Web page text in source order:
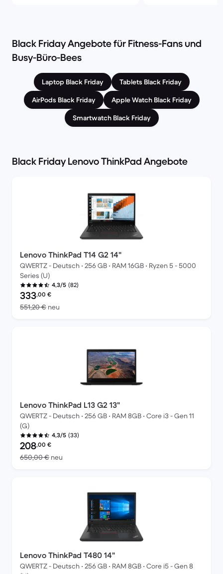
Black Friday Angebote für Fitness-Fans und
Busy-Büro-Bees
Laptop Black Friday
Tablets Black Friday
AirPods Black Friday
Apple Watch Black Friday
Smartwatch Black Friday
Black Friday Lenovo ThinkPad Angebote
Lenovo ThinkPad T14 G2 14"
QWERTZ - Deutsch • 256 GB • RAM 16GB • Ryzen 5 - 5000
Series (U)
4,3/5 (82)
Preis des erneuerten Produkts:
333,00 €
551,20 € neu
Lenovo ThinkPad L13 G2 13"
QWERTZ - Deutsch • 256 GB • RAM 8GB • Core i3 - Gen 11
(G)
4,3/5 (33)
Preis des erneuerten Produkts:
208,00 €
650,00 € neu
Lenovo ThinkPad T480 14"
QWERTZ - Deutsch • 256 GB • RAM 8GB • Core i5 - Gen 8